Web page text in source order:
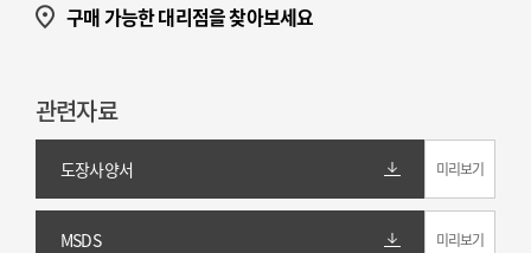
구매 가능한 대리점을 찾아보세요
관련자료
도장사양서 미리보기
MSDS 미리보기